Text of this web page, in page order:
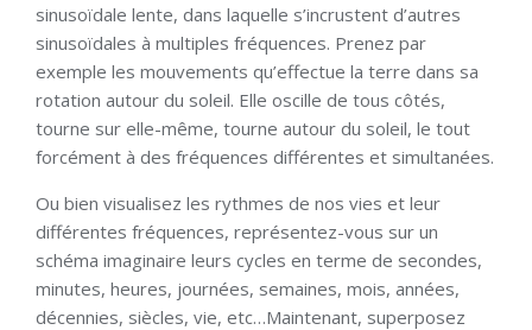
sinusoïdale lente, dans laquelle s’incrustent d’autres
sinusoïdales à multiples fréquences. Prenez par
exemple les mouvements qu’effectue la terre dans sa
rotation autour du soleil. Elle oscille de tous côtés,
tourne sur elle-même, tourne autour du soleil, le tout
forcément à des fréquences différentes et simultanées.
Ou bien visualisez les rythmes de nos vies et leur
différentes fréquences, représentez-vous sur un
schéma imaginaire leurs cycles en terme de secondes,
minutes, heures, journées, semaines, mois, années,
décennies, siècles, vie, etc…Maintenant, superposez